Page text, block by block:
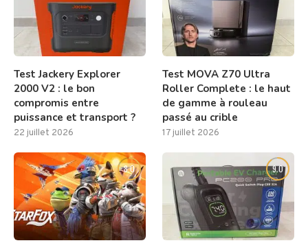
Test Jackery Explorer
2000 V2 : le bon
compromis entre
puissance et transport ?
22 juillet 2026
Test MOVA Z70 Ultra
Roller Complete : le haut
de gamme à rouleau
passé au crible
17 juillet 2026
8.0 9.0